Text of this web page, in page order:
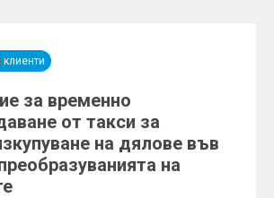
за временно
от такси за
на дялове във
на